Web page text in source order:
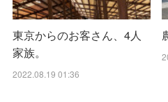
東京からのお客さん、4人
家族。
2022.08.19 01:36